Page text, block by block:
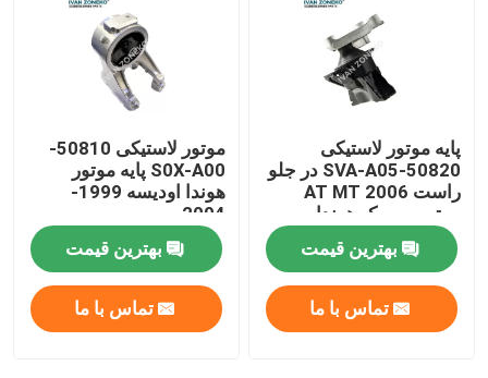
پایه موتور لاستیکی
50820-SVA-A05 در جلو
راست AT MT 2006
موتور سیویک هوندا
بهترین قیمت
تماس با ما
موتور لاستیکی 50810-
S0X-A00 پایه موتور
هوندا اودیسه 1999-
2004
بهترین قیمت
تماس با ما